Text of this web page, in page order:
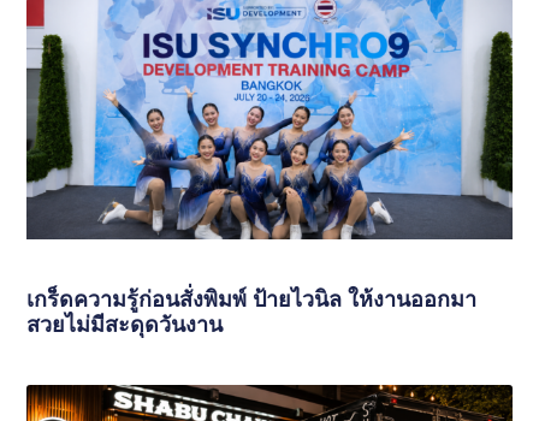
เกร็ดความรู้ก่อนสั่งพิมพ์ ป้ายไวนิล ให้งานออกมา
สวยไม่มีสะดุดวันงาน